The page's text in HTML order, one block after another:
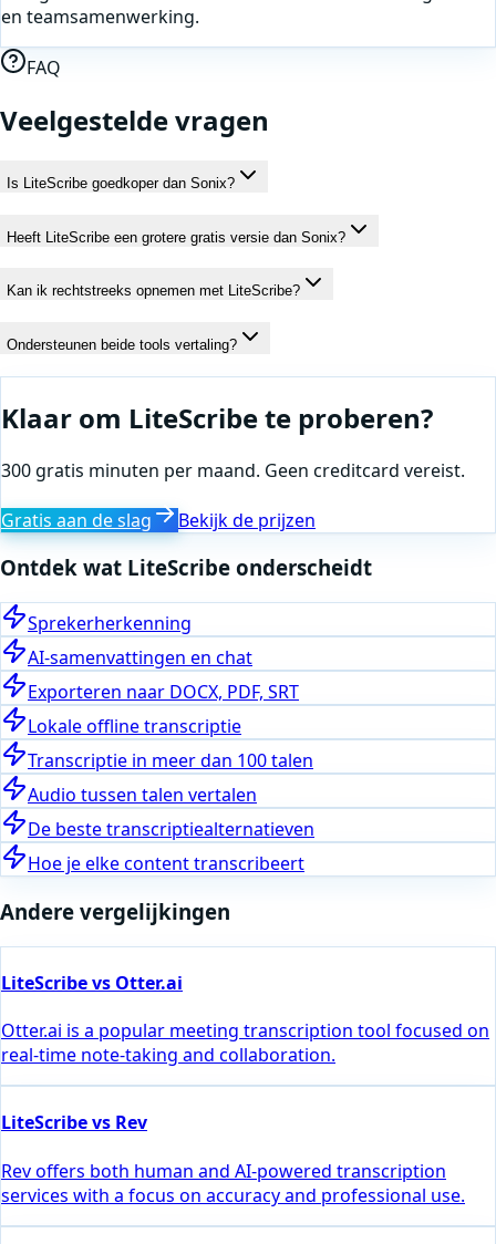
en teamsamenwerking.
FAQ
Veelgestelde vragen
Is LiteScribe goedkoper dan Sonix?
Heeft LiteScribe een grotere gratis versie dan Sonix?
Kan ik rechtstreeks opnemen met LiteScribe?
Ondersteunen beide tools vertaling?
Klaar om LiteScribe te proberen?
300 gratis minuten per maand. Geen creditcard vereist.
Gratis aan de slag Bekijk de prijzen
Ontdek wat LiteScribe onderscheidt
Sprekerherkenning
AI-samenvattingen en chat
Exporteren naar DOCX, PDF, SRT
Lokale offline transcriptie
Transcriptie in meer dan 100 talen
Audio tussen talen vertalen
De beste transcriptiealternatieven
Hoe je elke content transcribeert
Andere vergelijkingen
LiteScribe vs Otter.ai
Otter.ai is a popular meeting transcription tool focused on
real-time note-taking and collaboration.
LiteScribe vs Rev
Rev offers both human and AI-powered transcription
services with a focus on accuracy and professional use.